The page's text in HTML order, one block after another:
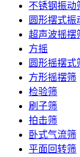
不锈钢振动
圆形摆式振
超声波摇摆
方摇
圆形摇摆式
方形摇摆筛
检验筛
刷子筛
拍击筛
卧式气流筛
平面回转筛